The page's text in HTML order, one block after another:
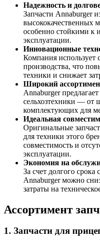
Надежность и
Запчасти Annaburger
высококачественных
особенно стойкими к
эксплуатации.
Инновационные
Компания использует
производства, что
техники и снижает
Широкий
Annaburger
сельхозтехники — от
комплектующих для
Идеальная
Оригинальные
для техники этого
совместимость и
эксплуатации.
Экономия на
За счет долгого
Annaburger можно
затраты на
Ассортимент
1. Запчасти для